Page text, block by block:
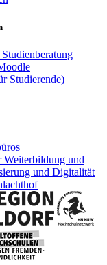
Studierende)
Weiterbildung und
und Digitalität